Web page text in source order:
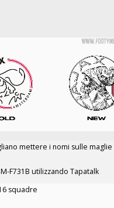
mettere i nomi sulle maglie
F731B utilizzando Tapatalk
squadre